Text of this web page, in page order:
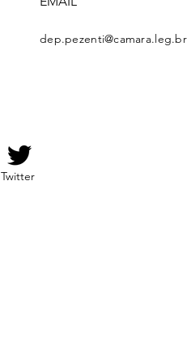
dep.pezenti@camara.leg.br
Twitter